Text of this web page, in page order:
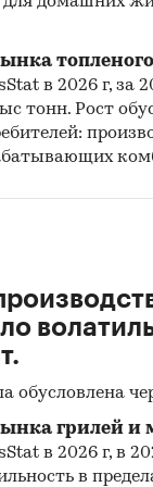
в 2026 г, за
тонн. Рост
обусловлена
грилей и
в 2026 г, в
в